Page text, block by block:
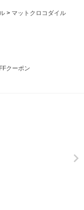
マットクロコダイル
クーポン